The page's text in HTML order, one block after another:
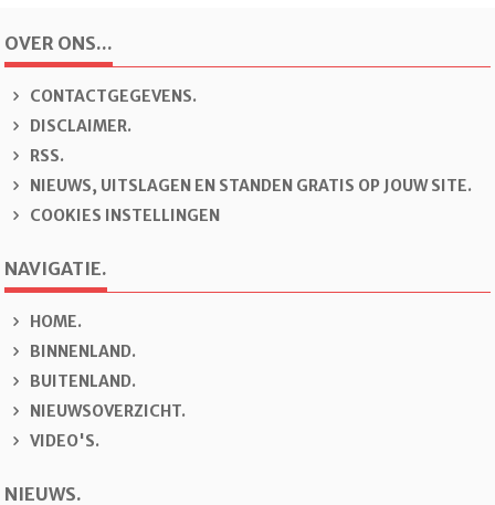
OVER ONS...
CONTACTGEGEVENS.
DISCLAIMER.
RSS.
NIEUWS, UITSLAGEN EN STANDEN GRATIS OP JOUW SITE.
COOKIES INSTELLINGEN
NAVIGATIE.
H OME.
B INNENLAND.
BU ITENLAND.
N
IEUWSOVERZICHT.
VIDEO'S.
NIEUWS.